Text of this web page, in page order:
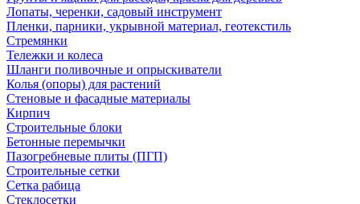
Лопаты, черенки, садовый инструмент
Пленки, парники, укрывной материал, геотекстиль
Стремянки
Тележки и колеса
Шланги поливочные и опрыскиватели
Колья (опоры) для растений
Стеновые и фасадные материалы
Кирпич
Строительные блоки
Бетонные перемычки
Пазогребневые плиты (ПГП)
Строительные сетки
Сетка рабица
Стеклосетки